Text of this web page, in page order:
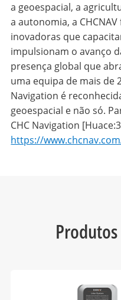
a geoespacial, a
a autonomia, a
inovadoras que
impulsionam o avanço
presença global que
uma equipa de mais de
Navigation é
geoespacial e não só.
CHC Navigation
https://